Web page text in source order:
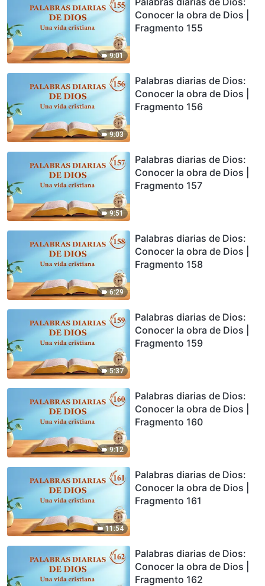
9:01
Conocer la obra de Dios |
Fragmento 155
9:03
Palabras diarias de Dios:
Conocer la obra de Dios |
Fragmento 156
9:51
Palabras diarias de Dios:
Conocer la obra de Dios |
Fragmento 157
6:29
Palabras diarias de Dios:
Conocer la obra de Dios |
Fragmento 158
5:37
Palabras diarias de Dios:
Conocer la obra de Dios |
Fragmento 159
9:12
Palabras diarias de Dios:
Conocer la obra de Dios |
Fragmento 160
11:54
Palabras diarias de Dios:
Conocer la obra de Dios |
Fragmento 161
Palabras diarias de Dios:
Conocer la obra de Dios |
Fragmento 162